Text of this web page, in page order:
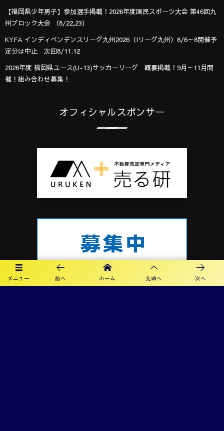
メニュー 前へ ホーム 先頭へ 次へ
【福岡県少年男子】参加選手掲載！2026年度国民スポーツ大会 第46回九
州ブロック大会 （8/22,23）
KYFA インディペンデンスリーグ九州2026（Iリーグ九州）8/6～8開催予
定分は中止 次回8/11.12
2026年度 福岡県ユース(U-13)サッカーリーグ 概要掲載！9月～11月開
催！組み合わせ募集！
オフィシャルスポンサー